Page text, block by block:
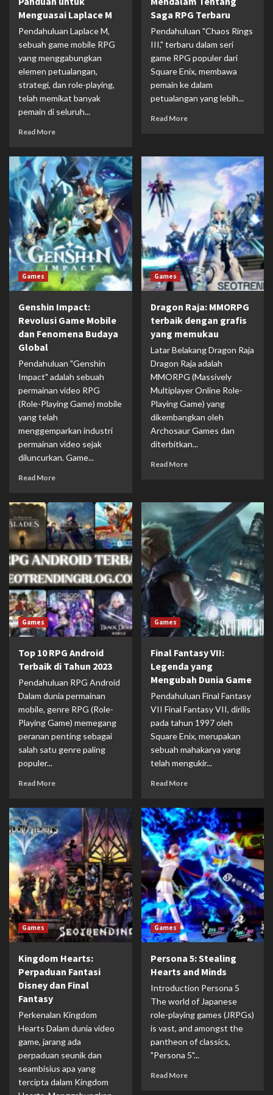
Menguasai Laplace M
Pendahuluan Laplace M,
sebuah game mobile RPG
yang menggabungkan
elemen petualangan,
strategi, dan role-playing,
telah memikat banyak
pemain di seluruh...
Read More
Saga RPG Terbaru
Pendahuluan "Chaos Rings
III," terbaru dalam seri
game RPG populer dari
Square Enix, membawa
pemain ke dalam
petualangan yang lebih...
Read More
Games
Genshin Impact:
Revolusi Game Mobile
dan Fenomena Budaya
Global
Pendahuluan "Genshin
Impact" adalah sebuah
permainan video RPG
(Role-Playing Game) mobile
yang telah
menggemparkan industri
permainan video sejak
diluncurkan. Game...
Read More
Games
Dragon Raja: MMORPG
terbaik dengan grafis
yang memukau
Latar Belakang Dragon Raja
Dragon Raja adalah
MMORPG (Massively
Multiplayer Online Role-
Playing Game) yang
dikembangkan oleh
Archosaur Games dan
diterbitkan...
Read More
Games
Top 10 RPG Android
Terbaik di Tahun 2023
Pendahuluan RPG Android
Dalam dunia permainan
mobile, genre RPG (Role-
Playing Game) memegang
peranan penting sebagai
salah satu genre paling
populer...
Read More
Games
Final Fantasy VII:
Legenda yang
Mengubah Dunia Game
Pendahuluan Final Fantasy
VII Final Fantasy VII, dirilis
pada tahun 1997 oleh
Square Enix, merupakan
sebuah mahakarya yang
telah mengukir...
Read More
Games
Kingdom Hearts:
Perpaduan Fantasi
Disney dan Final
Fantasy
Perkenalan Kingdom
Hearts Dalam dunia video
game, jarang ada
perpaduan seunik dan
seambisius apa yang
tercipta dalam Kingdom
Games
Persona 5: Stealing
Hearts and Minds
Introduction Persona 5
The world of Japanese
role-playing games (JRPGs)
is vast, and amongst the
pantheon of classics,
"Persona 5"...
Read More